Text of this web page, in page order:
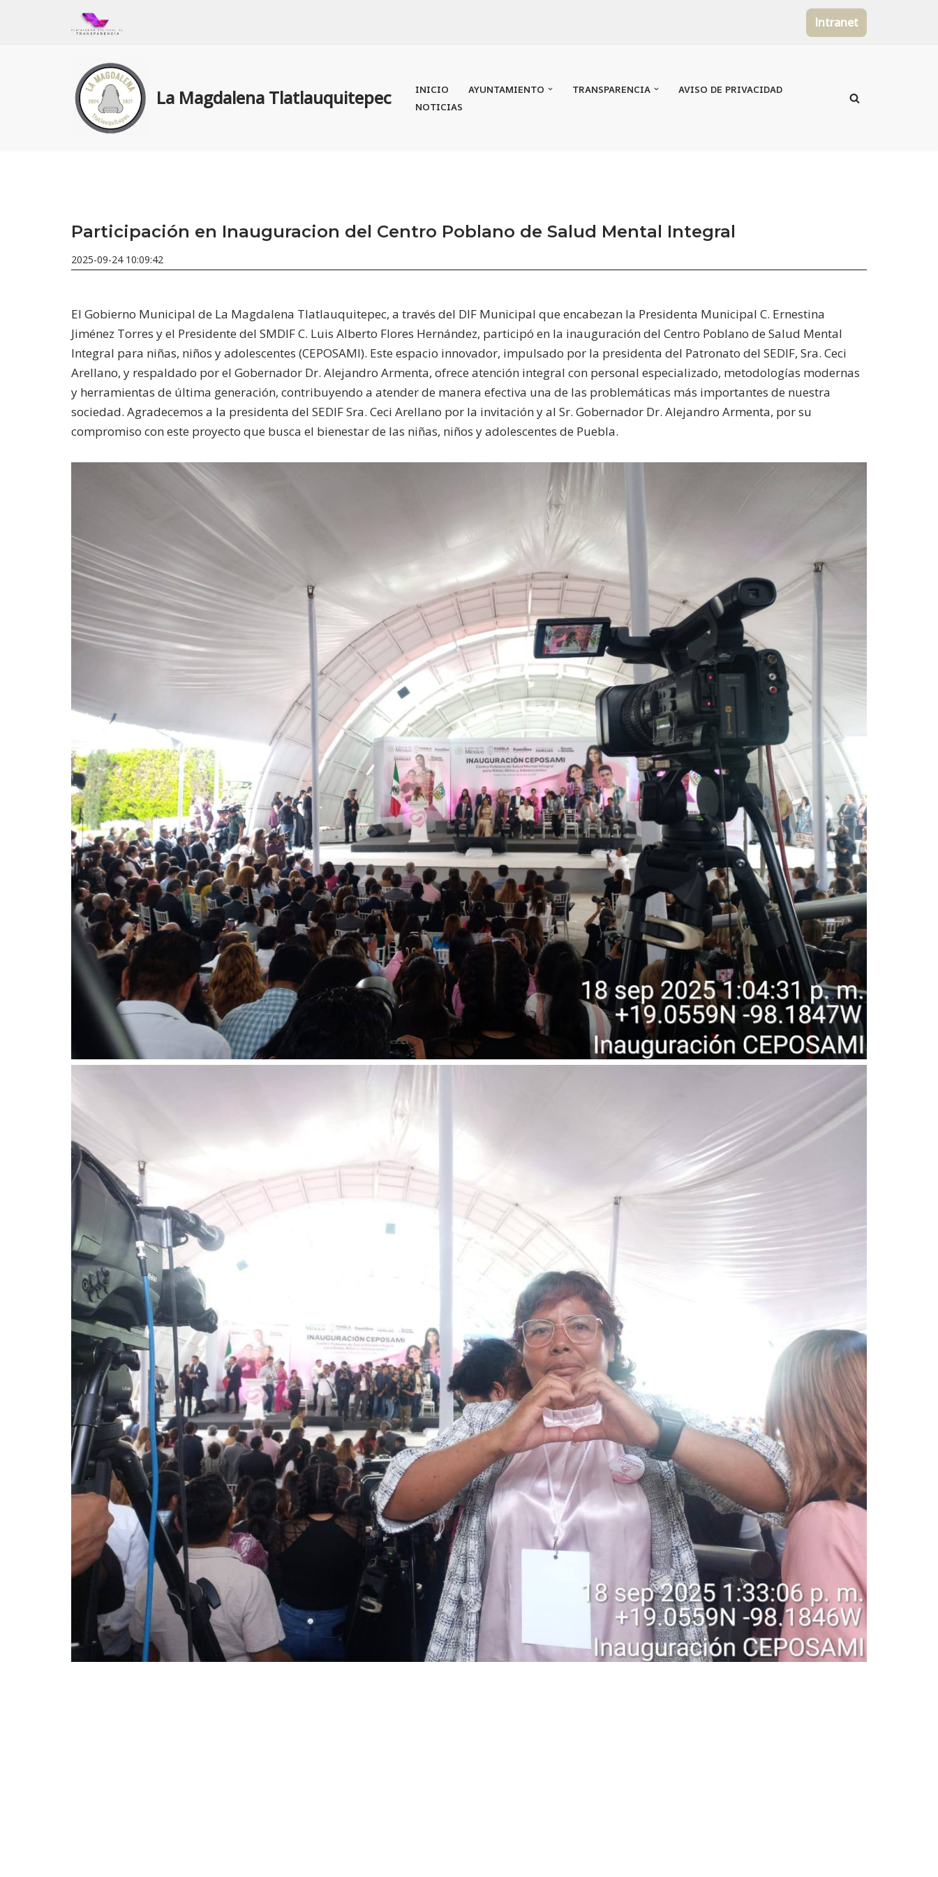
Intranet
La Magdalena Tlatlauquitepec INICIO AYUNTAMIENTO TRANSPARENCIA
AVISO DE PRIVACIDAD
NOTICIAS
Participación en Inauguracion del Centro Poblano de Salud Mental Integral
2025-09-24 10:09:42
El Gobierno Municipal de La Magdalena Tlatlauquitepec, a través del DIF Municipal que encabezan la Presidenta Municipal C. Ernestina
Jiménez Torres y el Presidente del SMDIF C. Luis Alberto Flores Hernández, participó en la inauguración del Centro Poblano de Salud Mental
Integral para niñas, niños y adolescentes (CEPOSAMI). Este espacio innovador, impulsado por la presidenta del Patronato del SEDIF, Sra. Ceci
Arellano, y respaldado por el Gobernador Dr. Alejandro Armenta, ofrece atención integral con personal especializado, metodologías modernas
y herramientas de última generación, contribuyendo a atender de manera efectiva una de las problemáticas más importantes de nuestra
sociedad. Agradecemos a la presidenta del SEDIF Sra. Ceci Arellano por la invitación y al Sr. Gobernador Dr. Alejandro Armenta, por su
compromiso con este proyecto que busca el bienestar de las niñas, niños y adolescentes de Puebla.